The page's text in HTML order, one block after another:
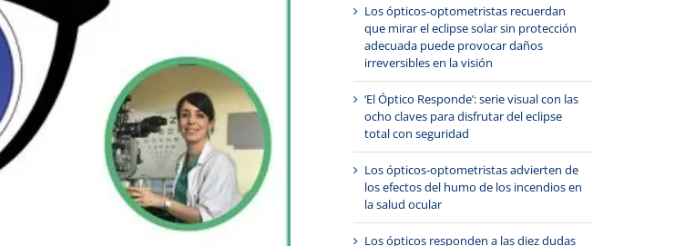
Los ópticos-optometristas recuerdan
que mirar el eclipse solar sin protección
adecuada puede provocar daños
irreversibles en la visión
‘El Óptico Responde’: serie visual con las
ocho claves para disfrutar del eclipse
total con seguridad
Los ópticos-optometristas advierten de
los efectos del humo de los incendios en
la salud ocular
Los ópticos responden a las diez dudas